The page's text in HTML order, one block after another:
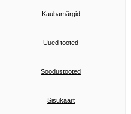
Kaubamärgid
Uued tooted
Soodustooted
Sisukaart